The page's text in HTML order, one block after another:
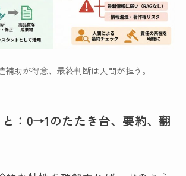
補助が得意、最終判断は人間が担う。
：0→1のたたき台、要約、翻